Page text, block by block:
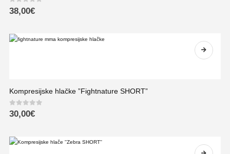
0out of 5
38,00€
Kompresijske hlačke ”Fightnature SHORT”
0out of 5
30,00€